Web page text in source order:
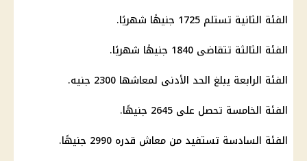
الفئة الثانية تستلم 1725 جنيهًا شهريًا.
الفئة الثالثة تتقاضى 1840 جنيهًا شهريًا.
الفئة الرابعة يبلغ الحد الأدنى لمعاشها 2300 جنيه.
الفئة الخامسة تحصل على 2645 جنيهًا.
الفئة السادسة تستفيد من معاش قدره 2990 جنيهًا.